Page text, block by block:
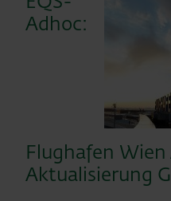
Adhoc:
Flughafen Wien
Aktualisierung